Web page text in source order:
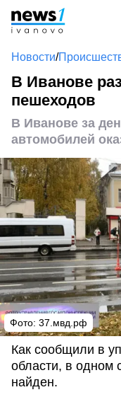
Новости/
В Иванове
пешеходов
В Иванове за
автомобилей
Фото: 37.мвд.рф
Как сообщили в
области, в одном
найден.